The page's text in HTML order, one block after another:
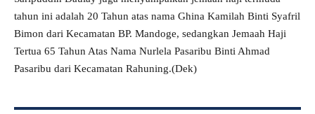
tahun ini adalah 20 Tahun atas nama Ghina Kamilah Binti Syafril
Bimon dari Kecamatan BP. Mandoge, sedangkan Jemaah Haji
Tertua 65 Tahun Atas Nama Nurlela Pasaribu Binti Ahmad
Pasaribu dari Kecamatan Rahuning.(Dek)